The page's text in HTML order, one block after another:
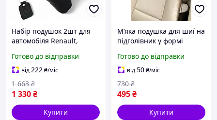
Набір подушок 2шт для
автомобіля Renault,
підголовник у машину з
логотипом Рено buzyna
Готово до відправки
від222₴/міс
1 330₴
1 663 ₴
Купити
Мʼяка подушка для шиї на
підголівник у формі
зубами
Готово до відправки
від50₴/міс
495₴
730 ₴
Купити